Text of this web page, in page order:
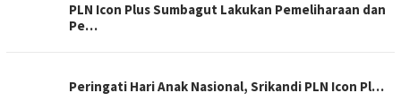
PLN Icon Plus Sumbagut Lakukan Pemeliharaan dan
Pe…
Peringati Hari Anak Nasional, Srikandi PLN Icon Pl…